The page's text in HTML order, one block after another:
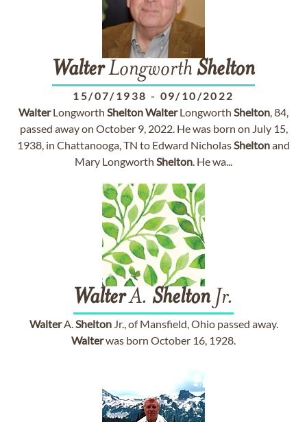
WalterLongworth Shelton
15/07/1938 - 09/10/2022
WalterLongworth SheltonWalterLongworth Shelton, 84,
passed away on October 9, 2022. He was born on July 15,
1938, in Chattanooga, TN to Edward NicholasSheltonand
Mary Longworth Shelton. He wa...
WalterA. Shelton Jr.
WalterA.SheltonJr., of Mansfield, Ohio passed away.
Walterwas born October 16, 1928.